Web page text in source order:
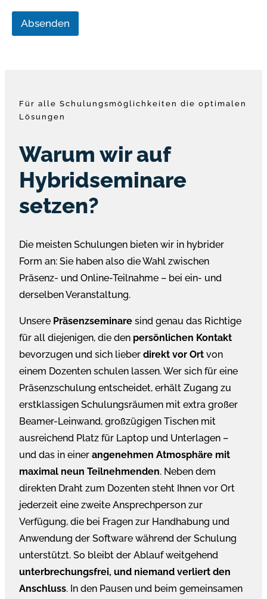
Absenden
Für alle Schulungsmöglichkeiten die optimalen
Lösungen
Warum wir auf
Hybridseminare
setzen?
Die meisten Schulungen bieten wir in hybrider
Form an: Sie haben also die Wahl zwischen
Präsenz- und Online-Teilnahme – bei ein- und
derselben Veranstaltung.
Unsere Präsenzseminare sind genau das Richtige
für all diejenigen, die den persönlichen Kontakt
bevorzugen und sich lieberdirekt vor Ortvon
einem Dozenten schulen lassen. Wer sich für eine
Präsenzschulung entscheidet, erhält Zugang zu
erstklassigen Schulungsräumen mit extra großer
Beamer-Leinwand, großzügigen Tischen mit
ausreichend Platz für Laptop und Unterlagen –
und das in einerangenehmen Atmosphäre mit
maximal neun Teilnehmenden. Neben dem
direkten Draht zum Dozenten steht Ihnen vor Ort
jederzeit eine zweite Ansprechperson zur
Verfügung, die bei Fragen zur Handhabung und
Anwendung der Software während der Schulung
unterstützt. So bleibt der Ablauf weitgehend
unterbrechungsfrei, und niemand verliert den
Anschluss. In den Pausen und beim gemeinsamen